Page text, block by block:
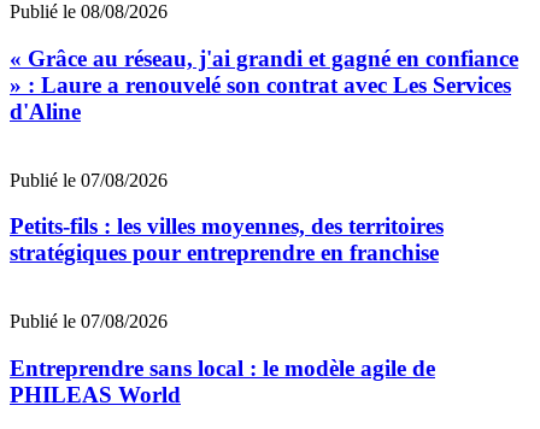
Publié le 08/08/2026
« Grâce au réseau, j'ai grandi et gagné en confiance
» : Laure a renouvelé son contrat avec Les Services
d'Aline
Publié le 07/08/2026
Petits-fils : les villes moyennes, des territoires
stratégiques pour entreprendre en franchise
Publié le 07/08/2026
Entreprendre sans local : le modèle agile de
PHILEAS World